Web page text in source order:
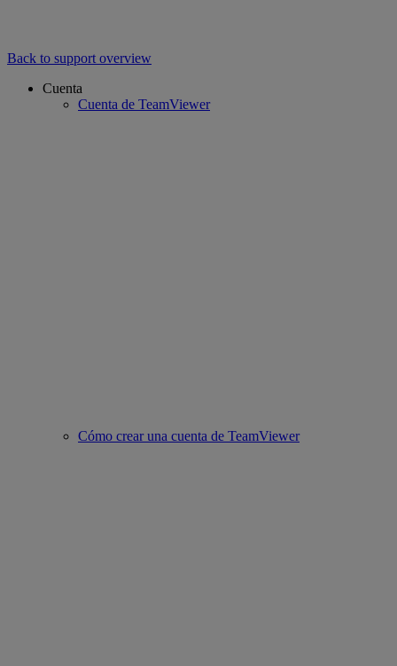
Back to support overview
Cuenta
Cuenta de TeamViewer
Cómo crear una cuenta de TeamViewer